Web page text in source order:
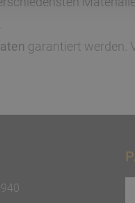
garantiert werden.